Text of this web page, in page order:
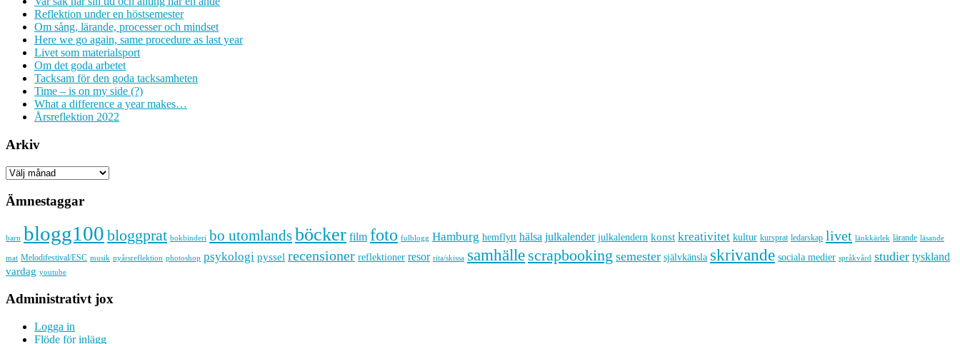
Reflektion under en höstsemester
Om sång, lärande, processer och mindset
Here we go again, same procedure as last year
Livet som materialsport
Om det goda arbetet
Tacksam för den goda tacksamheten
Time – is on my side (?)
What a difference a year makes…
Årsreflektion 2022
Arkiv
Arkiv
Ämnestaggar
barn blogg100 bloggprat bokbinderi bo utomlandsböcker film foto fulblogg Hamburg hemflytt hälsa julkalender julkalendern konst kreativitet kultur kursprat ledarskap livet länkkärlek lärande läsande
mat Melodifestival/ESC musik nyårsreflektion photoshop psykologi pyssel recensioner reflektioner resor rita/skissa samhälle scrapbooking semester självkänsla skrivande sociala medier språkvård studier tyskland
vardag youtube
Administrativt jox
Logga in
Flöde för inlägg